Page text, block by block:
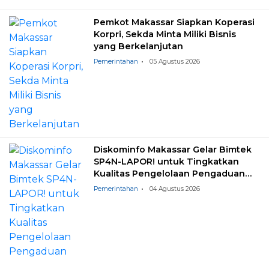
Pemkot Makassar Siapkan Koperasi
Korpri, Sekda Minta Miliki Bisnis
yang Berkelanjutan
Pemerintahan 05 Agustus 2026
Diskominfo Makassar Gelar Bimtek
SP4N-LAPOR! untuk Tingkatkan
Kualitas Pengelolaan Pengaduan
Masyarakat
Pemerintahan 04 Agustus 2026